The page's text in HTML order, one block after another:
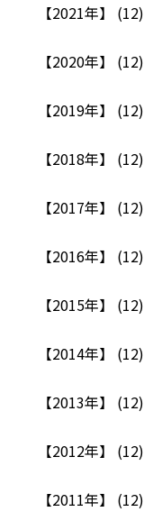
【2021年】 (12)
【2020年】 (12)
【2019年】 (12)
【2018年】 (12)
【2017年】 (12)
【2016年】 (12)
【2015年】 (12)
【2014年】 (12)
【2013年】 (12)
【2012年】 (12)
【2011年】 (12)